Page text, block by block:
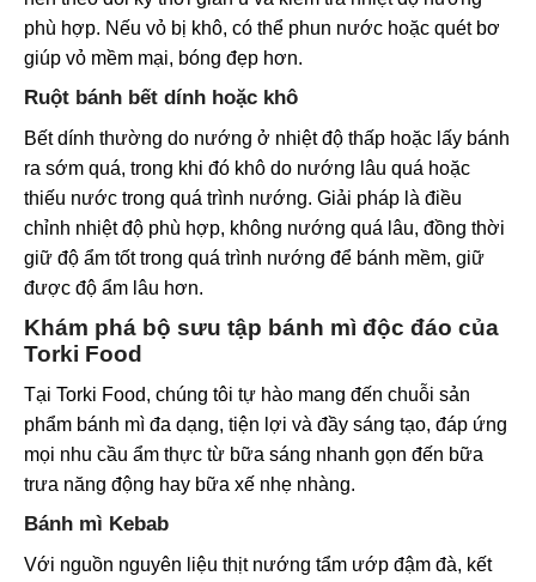
phù hợp. Nếu vỏ bị khô, có thể phun nước hoặc quét bơ
giúp vỏ mềm mại, bóng đẹp hơn.
Ruột bánh bết dính hoặc khô
Bết dính thường do nướng ở nhiệt độ thấp hoặc lấy bánh
ra sớm quá, trong khi đó khô do nướng lâu quá hoặc
thiếu nước trong quá trình nướng. Giải pháp là điều
chỉnh nhiệt độ phù hợp, không nướng quá lâu, đồng thời
giữ độ ẩm tốt trong quá trình nướng để bánh mềm, giữ
được độ ẩm lâu hơn.
Khám phá bộ sưu tập bánh mì độc đáo của
Torki Food
Tại Torki Food, chúng tôi tự hào mang đến chuỗi sản
phẩm bánh mì đa dạng, tiện lợi và đầy sáng tạo, đáp ứng
mọi nhu cầu ẩm thực từ bữa sáng nhanh gọn đến bữa
trưa năng động hay bữa xế nhẹ nhàng.
Bánh mì Kebab
Với nguồn nguyên liệu thịt nướng tẩm ướp đậm đà, kết